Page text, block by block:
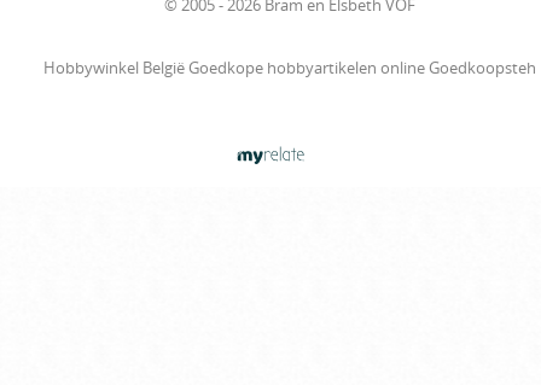
© 2005 - 2026 Bram en Elsbeth VOF
Hobbywinkel België Goedkope hobbyartikelen online Goedkoopsteh